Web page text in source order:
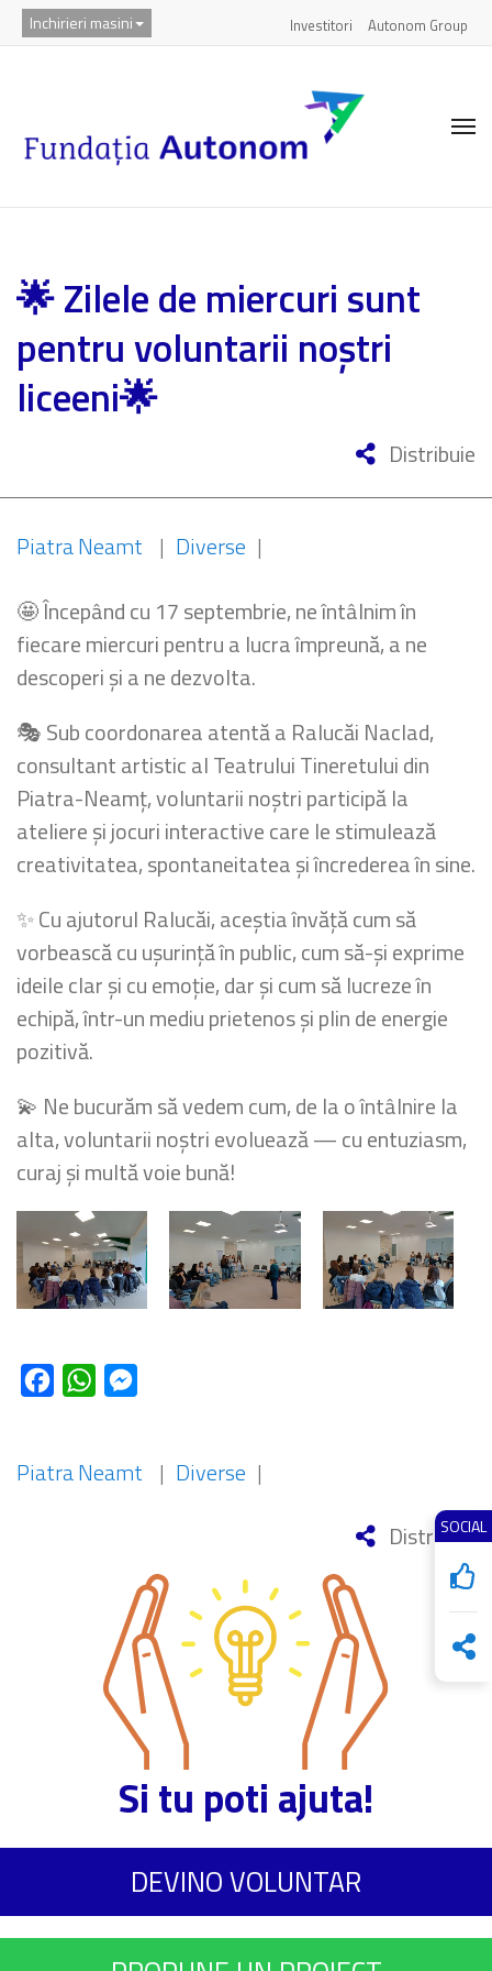
SOCIAL
Inchirieri masini Investitori Autonom Group
🌟 Zilele de miercuri sunt
pentru voluntarii noștri
liceeni🌟
Distribuie
Piatra Neamt | Diverse |
🤩 Începând cu 17 septembrie, ne întâlnim în
fiecare miercuri pentru a lucra împreună, a ne
descoperi și a ne dezvolta.
🎭 Sub coordonarea atentă a Ralucăi Naclad,
consultant artistic al Teatrului Tineretului din
Piatra-Neamț, voluntarii noștri participă la
ateliere și jocuri interactive care le stimulează
creativitatea, spontaneitatea și încrederea în sine.
✨ Cu ajutorul Ralucăi, aceștia învăță cum să
vorbească cu ușurință în public, cum să-și exprime
ideile clar și cu emoție, dar și cum să lucreze în
echipă, într-un mediu prietenos și plin de energie
pozitivă.
💫 Ne bucurăm să vedem cum, de la o întâlnire la
alta, voluntarii noștri evoluează — cu entuziasm,
curaj și multă voie bună!
FacebookWhatsApp
Piatra Neamt | Diverse |
Distribuie
Si tu poti ajuta!
DEVINO VOLUNTAR